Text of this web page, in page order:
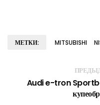
МЕТКИ: MITSUBISHI
Audi e-tron